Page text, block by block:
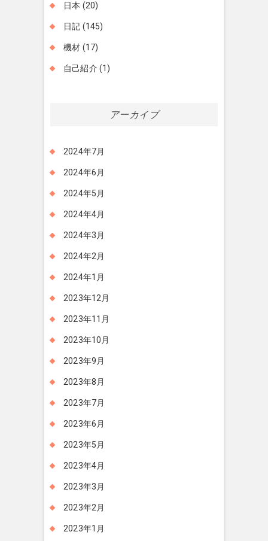
日本 (20)
日記 (145)
機材 (17)
自己紹介 (1)
アーカイブ
2024年7月
2024年6月
2024年5月
2024年4月
2024年3月
2024年2月
2024年1月
2023年12月
2023年11月
2023年10月
2023年9月
2023年8月
2023年7月
2023年6月
2023年5月
2023年4月
2023年3月
2023年2月
2023年1月